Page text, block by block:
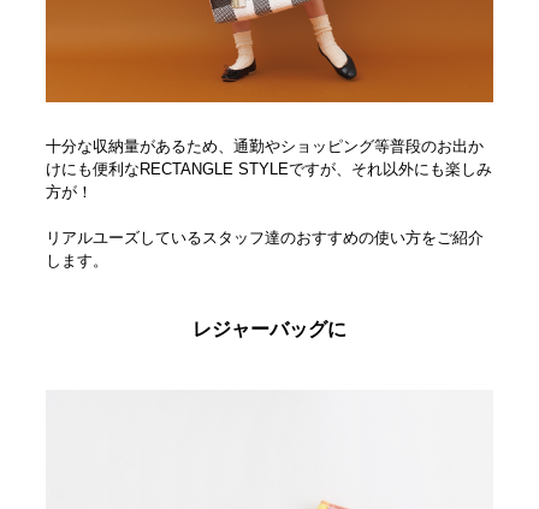
十分な収納量があるため、通勤やショッピング等普段のお出か
けにも便利なRECTANGLE STYLEですが、それ以外にも楽しみ
方が！
リアルユーズしているスタッフ達のおすすめの使い方をご紹介
します。
レジャーバッグに